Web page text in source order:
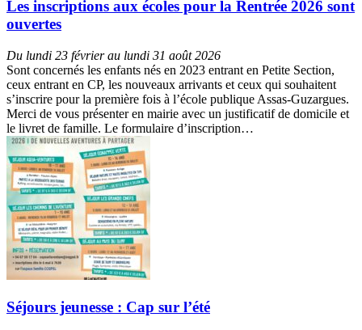
Les inscriptions aux écoles pour la Rentrée 2026 sont
ouvertes
Du lundi 23 février au lundi 31 août 2026
Sont concernés les enfants nés en 2023 entrant en Petite Section,
ceux entrant en CP, les nouveaux arrivants et ceux qui souhaitent
s’inscrire pour la première fois à l’école publique Assas-Guzargues.
Merci de vous présenter en mairie avec un justificatif de domicile et
le livret de famille. Le formulaire d’inscription…
Séjours jeunesse : Cap sur l’été